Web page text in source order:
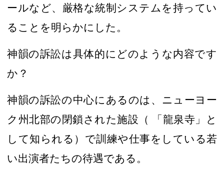
ールなど、
厳格な統制システムを持ってい
ることを明らかにした。
神韻の訴訟は具体的にどのような内容です
か？
神韻の訴訟の中心にあるのは、 ニューヨー
ク州北部の閉鎖された施設（
「龍泉寺」
と
して知られる） で訓練や仕事をしている若
い出演者たちの待遇である。